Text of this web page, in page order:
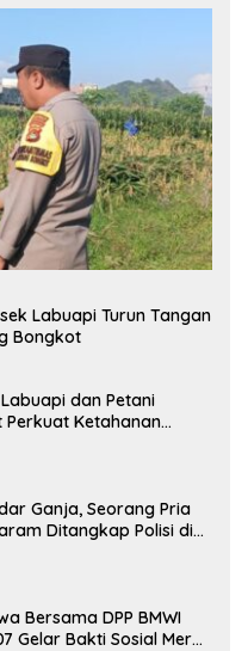
Labuapi Turun Tangan
Bongkot
dan Petani
Ketahanan
Ganja, Seorang Pria
Ditangkap Polisi di
Bersama DPP BMWI
Gelar Bakti Sosial Merah